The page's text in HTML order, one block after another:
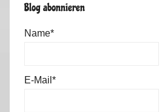
Blog abonnieren
Name*
E-Mail*